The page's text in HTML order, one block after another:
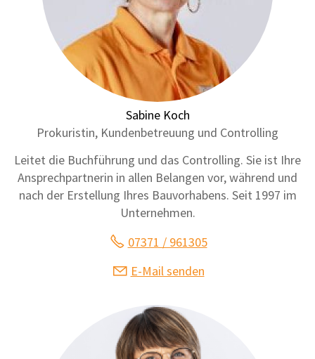
Sabine Koch
Prokuristin, Kundenbetreuung und Controlling
Leitet die Buchführung und das Controlling. Sie ist Ihre
Ansprechpartnerin in allen Belangen vor, während und
nach der Erstellung Ihres Bauvorhabens. Seit 1997 im
Unternehmen.
07371 / 961305
E-Mail senden